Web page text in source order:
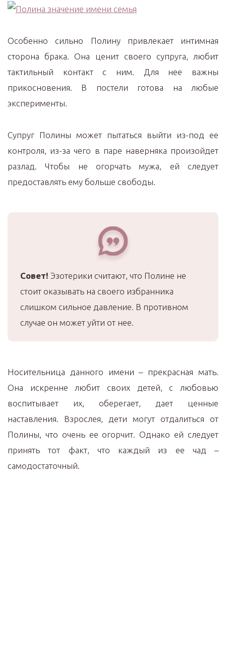
Особенно сильно Полину привлекает интимная
сторона брака. Она ценит своего супруга, любит
тактильный контакт с ним. Для нее важны
прикосновения. В постели готова на любые
эксперименты.
Супруг Полины может пытаться выйти из-под ее
контроля, из-за чего в паре наверняка произойдет
разлад. Чтобы не огорчать мужа, ей следует
предоставлять ему больше свободы.
Совет! Эзотерики считают, что Полине не
стоит оказывать на своего избранника
слишком сильное давление. В противном
случае он может уйти от нее.
Носительница данного имени – прекрасная мать.
Она искренне любит своих детей, с любовью
воспитывает их, оберегает, дает ценные
наставления. Взрослея, дети могут отдалиться от
Полины, что очень ее огорчит. Однако ей следует
принять тот факт, что каждый из ее чад –
самодостаточный.